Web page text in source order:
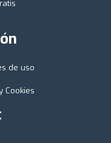
de uso
Cookies